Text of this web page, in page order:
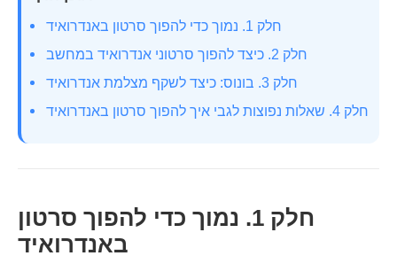
חלק 1. נמוך כדי להפוך סרטון באנדרואיד
חלק 2. כיצד להפוך סרטוני אנדרואיד במחשב
חלק 3. בונוס: כיצד לשקף מצלמת אנדרואיד
חלק 4. שאלות נפוצות לגבי איך להפוך סרטון באנדרואיד
חלק 1. נמוך כדי להפוך סרטון
באנדרואיד